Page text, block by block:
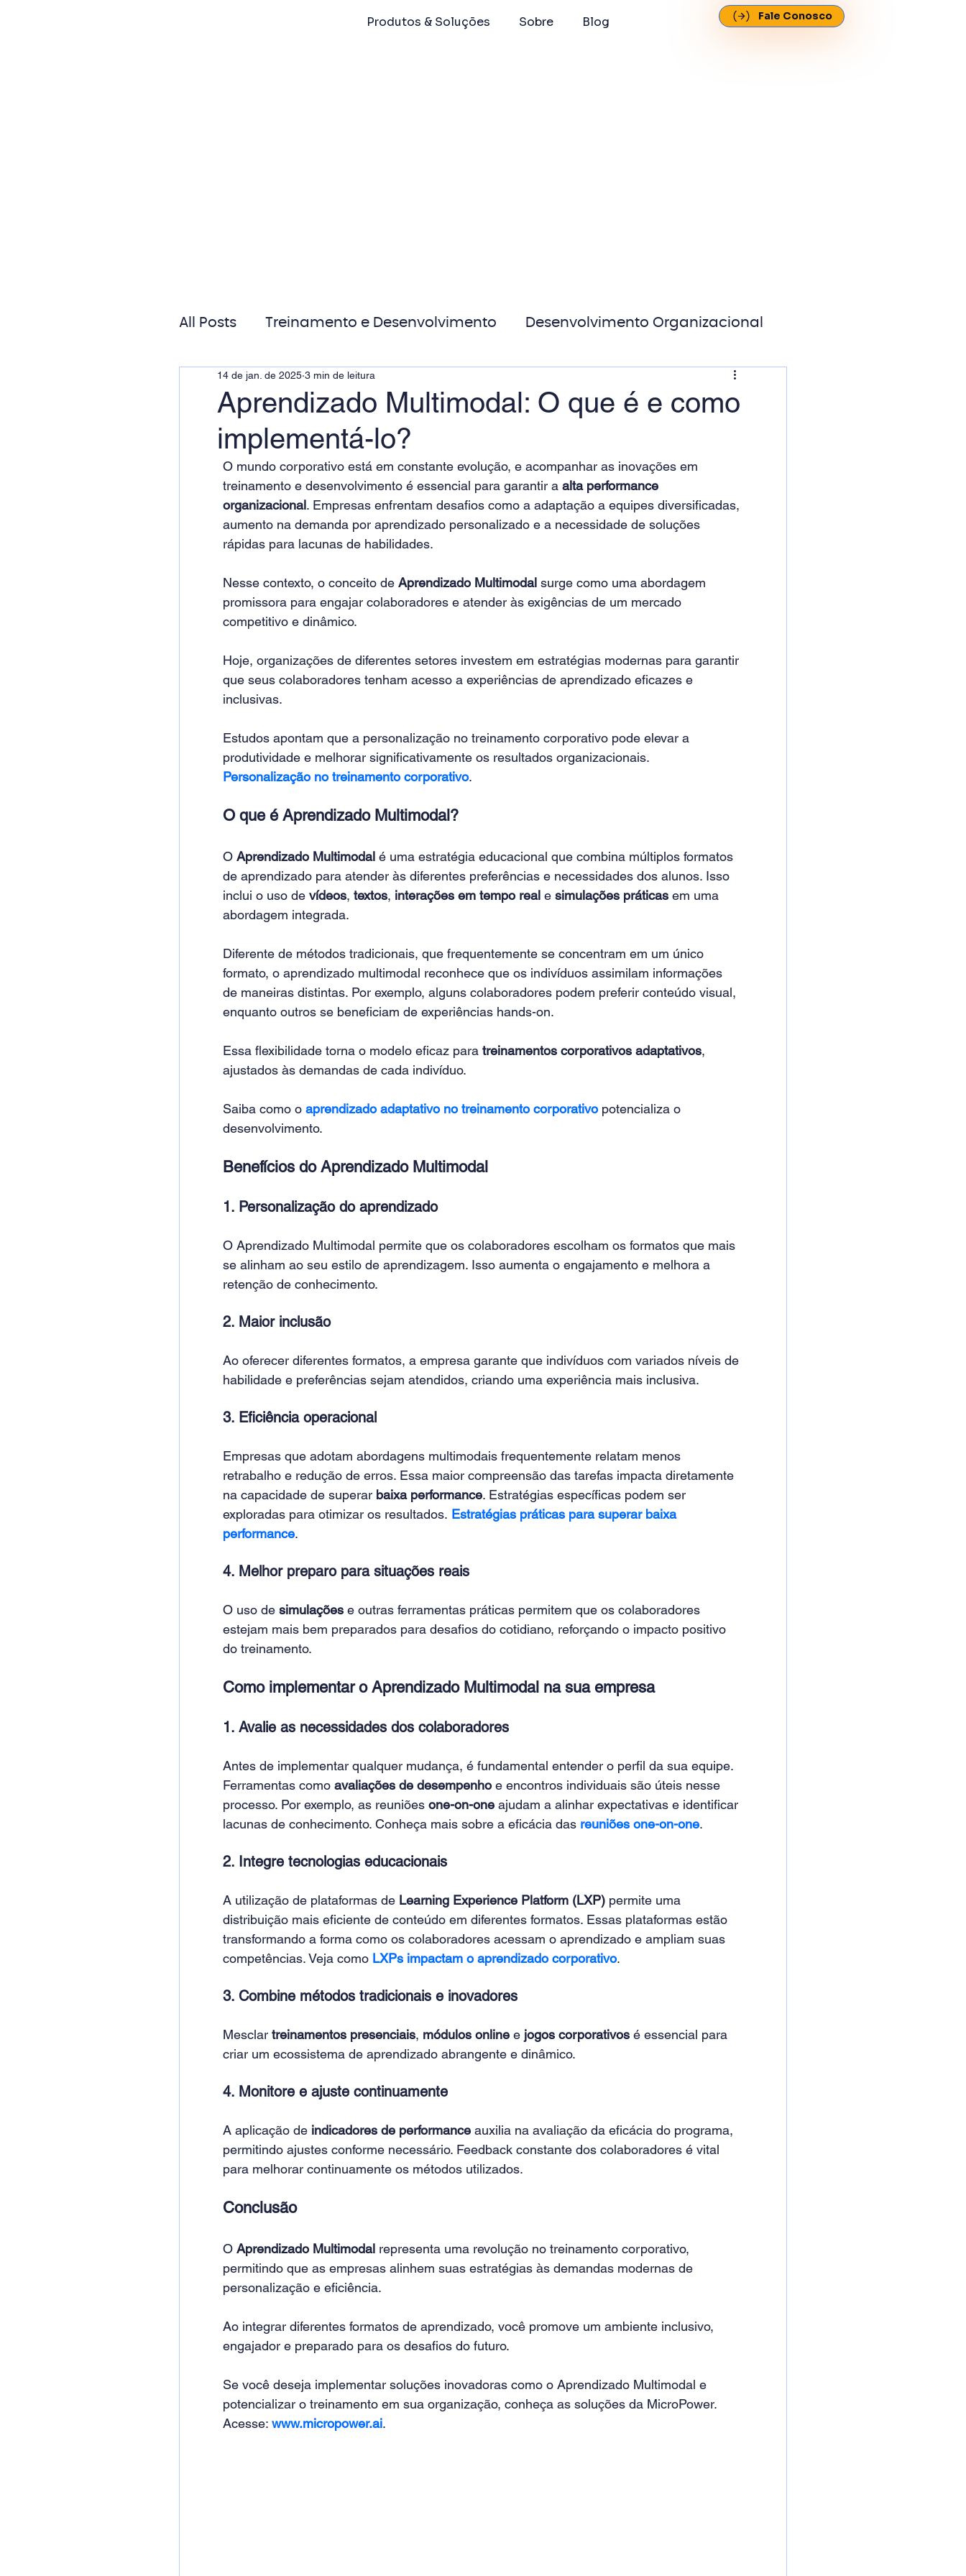
Produtos & Soluções Sobre Blog Fale Conosco
All Posts Treinamento e Desenvolvimento Desenvolvimento Organizacional
Gestão de Pessoas MicroPower Corporativo
Responsabilidade Social
Aprendizado Multimodal: O que é e como
implementá-lo?
14 de jan. de 2025 3 min de leitura
O mundo corporativo está em constante evolução, e acompanhar as inovações em
treinamento e desenvolvimento é essencial para garantir a alta performance
organizacional. Empresas enfrentam desafios como a adaptação a equipes diversificadas,
aumento na demanda por aprendizado personalizado e a necessidade de soluções
rápidas para lacunas de habilidades.
Nesse contexto, o conceito de Aprendizado Multimodal surge como uma abordagem
promissora para engajar colaboradores e atender às exigências de um mercado
competitivo e dinâmico.
Hoje, organizações de diferentes setores investem em estratégias modernas para garantir
que seus colaboradores tenham acesso a experiências de aprendizado eficazes e
inclusivas.
Estudos apontam que a personalização no treinamento corporativo pode elevar a
produtividade e melhorar significativamente os resultados organizacionais.
Personalização no treinamento corporativo.
O que é Aprendizado Multimodal?
O Aprendizado Multimodal é uma estratégia educacional que combina múltiplos formatos
de aprendizado para atender às diferentes preferências e necessidades dos alunos. Isso
inclui o uso de vídeos, textos, interações em tempo real e simulações práticas em uma
abordagem integrada.
Diferente de métodos tradicionais, que frequentemente se concentram em um único
formato, o aprendizado multimodal reconhece que os indivíduos assimilam informações
de maneiras distintas. Por exemplo, alguns colaboradores podem preferir conteúdo visual,
enquanto outros se beneficiam de experiências hands-on.
Essa flexibilidade torna o modelo eficaz para treinamentos corporativos adaptativos,
ajustados às demandas de cada indivíduo.
Saiba como o aprendizado adaptativo no treinamento corporativo potencializa o
desenvolvimento.
Benefícios do Aprendizado Multimodal
1. Personalização do aprendizado
O Aprendizado Multimodal permite que os colaboradores escolham os formatos que mais
se alinham ao seu estilo de aprendizagem. Isso aumenta o engajamento e melhora a
retenção de conhecimento.
2. Maior inclusão
Ao oferecer diferentes formatos, a empresa garante que indivíduos com variados níveis de
habilidade e preferências sejam atendidos, criando uma experiência mais inclusiva.
3. Eficiência operacional
Empresas que adotam abordagens multimodais frequentemente relatam menos
retrabalho e redução de erros. Essa maior compreensão das tarefas impacta diretamente
na capacidade de superar baixa performance. Estratégias específicas podem ser
exploradas para otimizar os resultados. Estratégias práticas para superar baixa
performance.
4. Melhor preparo para situações reais
O uso de simulações e outras ferramentas práticas permitem que os colaboradores
estejam mais bem preparados para desafios do cotidiano, reforçando o impacto positivo
do treinamento.
Como implementar o Aprendizado Multimodal na sua empresa
1. Avalie as necessidades dos colaboradores
Antes de implementar qualquer mudança, é fundamental entender o perfil da sua equipe.
Ferramentas como avaliações de desempenho e encontros individuais são úteis nesse
processo. Por exemplo, as reuniões one-on-one ajudam a alinhar expectativas e identificar
lacunas de conhecimento. Conheça mais sobre a eficácia das reuniões one-on-one.
2. Integre tecnologias educacionais
A utilização de plataformas de Learning Experience Platform (LXP) permite uma
distribuição mais eficiente de conteúdo em diferentes formatos. Essas plataformas estão
transformando a forma como os colaboradores acessam o aprendizado e ampliam suas
competências. Veja como LXPs impactam o aprendizado corporativo.
3. Combine métodos tradicionais e inovadores
Mesclar treinamentos presenciais, módulos online e jogos corporativos é essencial para
criar um ecossistema de aprendizado abrangente e dinâmico.
4. Monitore e ajuste continuamente
A aplicação de indicadores de performance auxilia na avaliação da eficácia do programa,
permitindo ajustes conforme necessário. Feedback constante dos colaboradores é vital
para melhorar continuamente os métodos utilizados.
Conclusão
O Aprendizado Multimodal representa uma revolução no treinamento corporativo,
permitindo que as empresas alinhem suas estratégias às demandas modernas de
personalização e eficiência.
Ao integrar diferentes formatos de aprendizado, você promove um ambiente inclusivo,
engajador e preparado para os desafios do futuro.
Se você deseja implementar soluções inovadoras como o Aprendizado Multimodal e
potencializar o treinamento em sua organização, conheça as soluções da MicroPower.
Acesse: www.micropower.ai.